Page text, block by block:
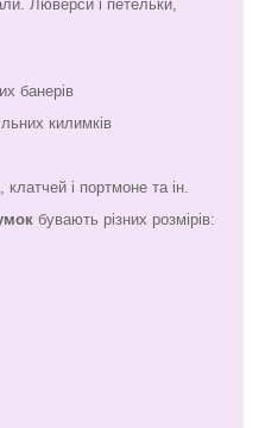
Люверси і петельки,
банерів
килимків
клатчей і портмоне та ін.
бувають різних розмірів: